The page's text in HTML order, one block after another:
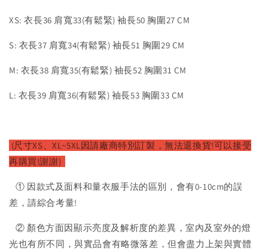
XS: 衣長36 肩寬33(有鬆緊) 袖長50 胸圍27 CM
S: 衣長37 肩寬34(有鬆緊) 袖長51 胸圍29 CM
M: 衣長38 肩寬35(有鬆緊) 袖長52 胸圍31 CM
L: 衣長39 肩寬36(有鬆緊) 袖長53 胸圍33 CM
(尺寸XS、XL~5XL因請廠商特別訂製，無法退換貨!可以接受
再購買!謝謝)
① 因款式及面料和量衣服手法的區別，會有0-10cm的誤
差，請綜合考量!
② 顏色方面因顯示亮度及解析度的差異，室內及室外的燈
光也有所不同，與實品會有略微落差，但會盡力上架與實體